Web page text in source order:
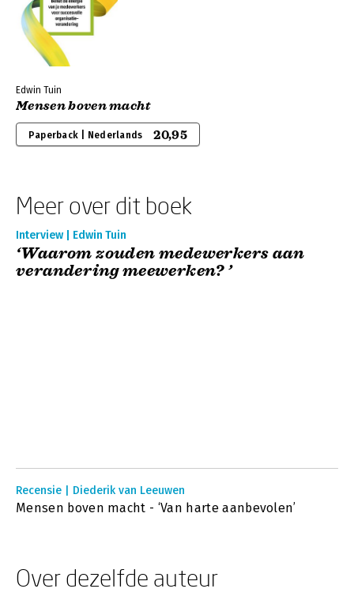
Edwin Tuin
Mensen boven macht
Paperback | Nederlands 20,95
Meer over dit boek
Interview | Edwin Tuin
‘Waarom zouden medewerkers aan
verandering meewerken? ’
Recensie | Diederik van Leeuwen
Mensen boven macht - ‘Van harte aanbevolen’
Over dezelfde auteur